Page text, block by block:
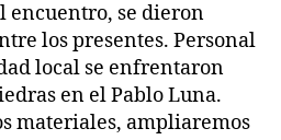
encuentro, se dieron
los presentes. Personal
local se enfrentaron
en el Pablo Luna.
materiales, ampliaremos